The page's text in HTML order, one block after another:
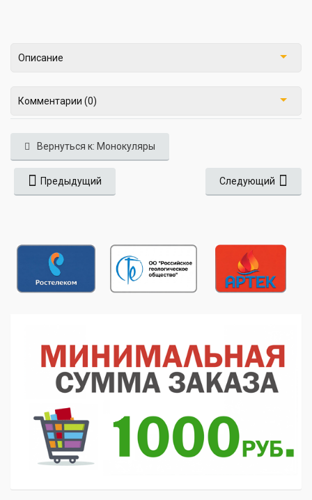
Описание
Комментарии (0)
Вернуться к: Монокуляры
Предыдущий Следующий